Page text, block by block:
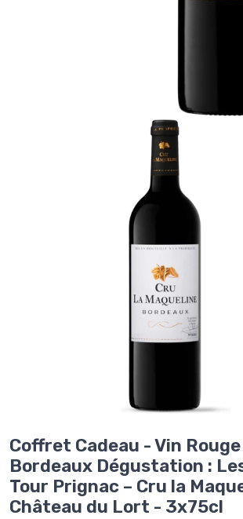
Coffret Cadeau - Vin
Bordeaux Dégustation :
Tour Prignac – Cru la
Château du Lort - 3x75cl